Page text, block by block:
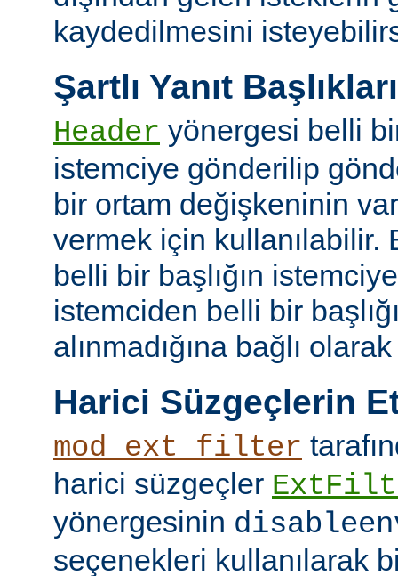
kaydedilmesini
Şartlı Yanıt Başlıkları
Header yönergesi belli bir
istemciye gönderilip
bir ortam değişkeninin
vermek için kullanılabilir.
belli bir başlığın
istemciden belli bir
alınmadığına bağlı
Harici Süzgeçlerin
mod_ext_filter
harici süzgeçler
yönergesinin
seçenekleri kullanılarak